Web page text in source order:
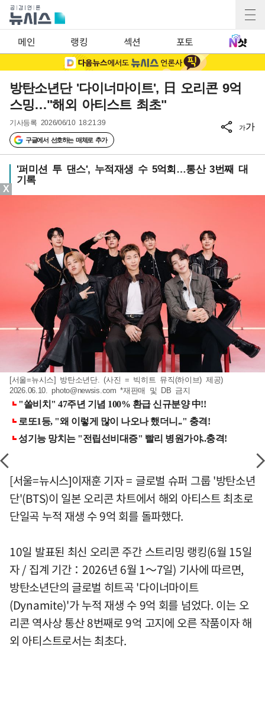
메인 랭킹 섹션 포토
방탄소년단 '다이너마이트', 日 오리콘 9억
스밍…"해외 아티스트 최초"
기사등록 2026/06/10 18:21:39
구글에서 선호하는 매체로 추가
가가
'퍼미션 투 댄스', 누적재생 수 5억회…통산 3번째 대
기록
[서울=뉴시스] 방탄소년단. (사진 = 빅히트 뮤직(하이브) 제공)
2026.06.10.photo@newsis.com *재판매 및 DB 금지
[서울=뉴시스]이재훈 기자 = 글로벌 슈퍼 그룹 '방탄소년
단'(BTS)이 일본 오리콘 차트에서 해외 아티스트 최초로
단일곡 누적 재생 수 9억 회를 돌파했다.
10일 발표된 최신 오리콘 주간 스트리밍 랭킹(6월 15일
자 / 집계 기간：2026년 6월 1～7일) 기사에 따르면,
방탄소년단의 글로벌 히트곡 '다이너마이트
(Dynamite)'가 누적 재생 수 9억 회를 넘었다. 이는 오
리콘 역사상 통산 8번째로 9억 고지에 오른 작품이자 해
외 아티스트로서는 최초다.
X